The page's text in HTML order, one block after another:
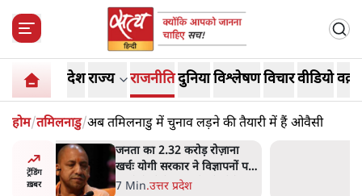
देशराज्य राजनीतिदुनियाविश्लेषणविचारवीडियो
होम/तमिलनाडु/अब तमिलनाडु में चुनाव लड़ने की तैयारी में हैं ओवैसी
ट्रेंडिंग
ख़बर
पर
उलटबांसीः राष्ट्र के चरित्र की मरम्मत
जारी है
11 Min